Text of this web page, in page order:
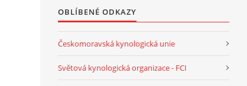
OBLÍBENÉ ODKAZY
Českomoravská kynologická unie
Světová kynologická organizace - FCI